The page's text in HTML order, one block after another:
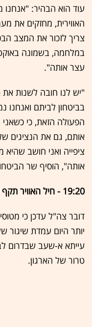
עוד הוא הבהיר:
האווירית, מחזקים את
צריך לזכור את המצב
במלחמה, בשמונה
עצר אותה".
"יש לנו חובה לשנות את
בביטחון לביתם
הפעולה הזאת, כי
אותם, גם את הנציגים
ציפייה ואני חושב שהיא
אותה", הוסיף שר
19:20 - חיל האוויר תקף יעדי חיזבאללה בדרום לבנון
דובר צה"ל עדכן כי
יותר היום עמדת שיגור
עייתא א-שעב שבדרום
טרור של הארגון.